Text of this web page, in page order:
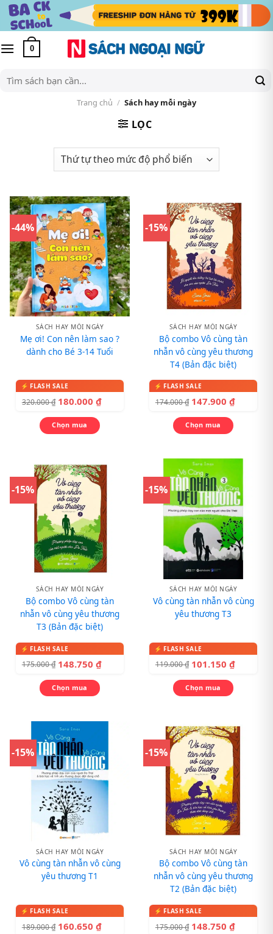
Skip
content
0
Tìm
kiếm:
Trang chủ / Sách hay mỗi ngày
LỌC
-44%
SÁCH HAY MỖI NGÀY
Mẹ ơi! Con nên làm sao ?
dành cho Bé 3-14 Tuổi
320.000₫ 180.000 ₫
Chọn mua
-15%
SÁCH HAY MỖI NGÀY
Bộ combo Vô cùng tàn
nhẫn vô cùng yêu thương
T4 (Bản đặc biệt)
174.000₫ 147.900 ₫
Chọn mua
-15%
SÁCH HAY MỖI NGÀY
Bộ combo Vô cùng tàn
nhẫn vô cùng yêu thương
T3 (Bản đặc biệt)
175.000₫ 148.750 ₫
Chọn mua
-15%
SÁCH HAY MỖI NGÀY
Vô cùng tàn nhẫn vô cùng
yêu thương T3
119.000₫ 101.150 ₫
Chọn mua
-15%
SÁCH HAY MỖI NGÀY
Vô cùng tàn nhẫn vô cùng
yêu thương T1
189.000₫ 160.650 ₫
-15%
SÁCH HAY MỖI NGÀY
Bộ combo Vô cùng tàn
nhẫn vô cùng yêu thương
T2 (Bản đặc biệt)
175.000₫ 148.750 ₫